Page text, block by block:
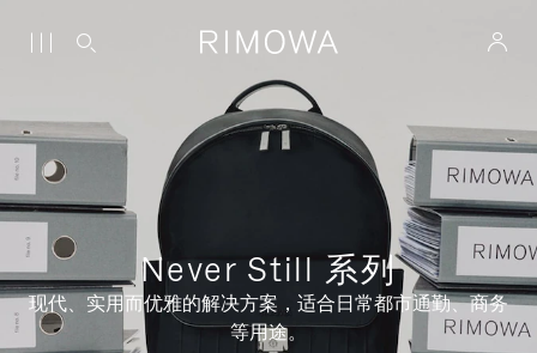
Never Still 系列
现代、实用而优雅的解决方案，适合日常都市通勤、商务
等用途。